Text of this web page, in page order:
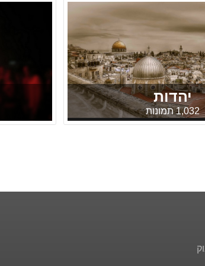
יהדות
1,032 תמונות